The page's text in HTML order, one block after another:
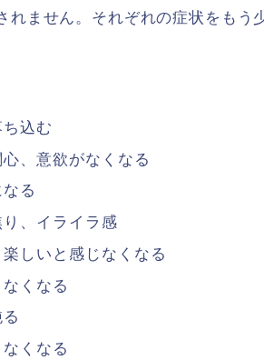
れません。それぞれの症状をもう
込む
、意欲がなくなる
る
、イライラ感
しいと感じなくなる
くなる
くなる